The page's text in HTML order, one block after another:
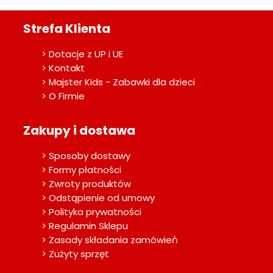
Strefa Klienta
> Dotacje z UP i UE
> Kontakt
> Majster Kids - Zabawki dla dzieci
> O Firmie
Zakupy i dostawa
> Sposoby dostawy
> Formy płatności
> Zwroty produktów
> Odstąpienie od umowy
> Polityka prywatności
> Regulamin Sklepu
> Zasady składania zamówień
> Zużyty sprzęt